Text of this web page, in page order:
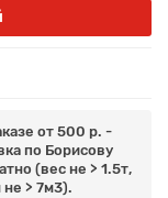
от 500 р. -
по Борисову
(вес не > 1.5т,
> 7м3).